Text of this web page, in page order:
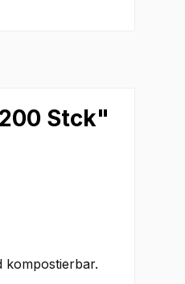
Stck"
kompostierbar.